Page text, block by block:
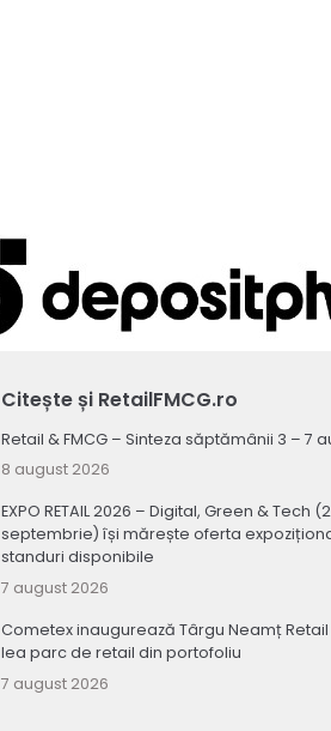
Citește și RetailFMCG.ro
Retail & FMCG – Sinteza săptămânii 3 – 7
8 august 2026
EXPO RETAIL 2026 – Digital, Green & Tech
septembrie) își mărește oferta
standuri disponibile
7 august 2026
Cometex inaugurează Târgu Neamț Retail
lea parc de retail din portofoliu
7 august 2026